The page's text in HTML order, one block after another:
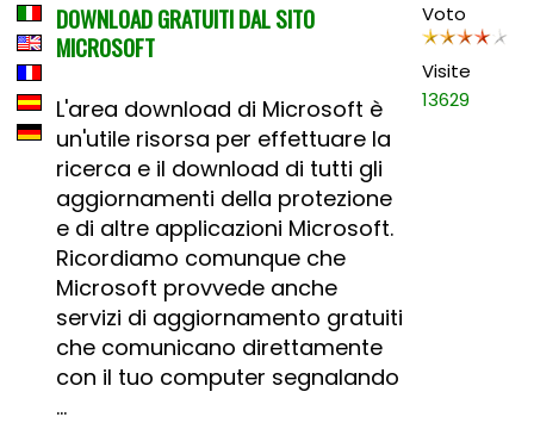
DOWNLOAD GRATUITI DAL SITO
MICROSOFT
L'area download di Microsoft è
un'utile risorsa per effettuare la
ricerca e il download di tutti gli
aggiornamenti della protezione
e di altre applicazioni Microsoft.
Ricordiamo comunque che
Microsoft provvede anche
servizi di aggiornamento gratuiti
che comunicano direttamente
con il tuo computer segnalando
...
Voto
Visite
13629